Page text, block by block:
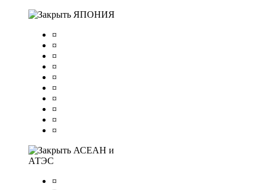
ЯПОНИЯ
¤
¤
¤
¤
¤
¤
¤
¤
¤
¤
АСЕАН и
АТЭС
¤